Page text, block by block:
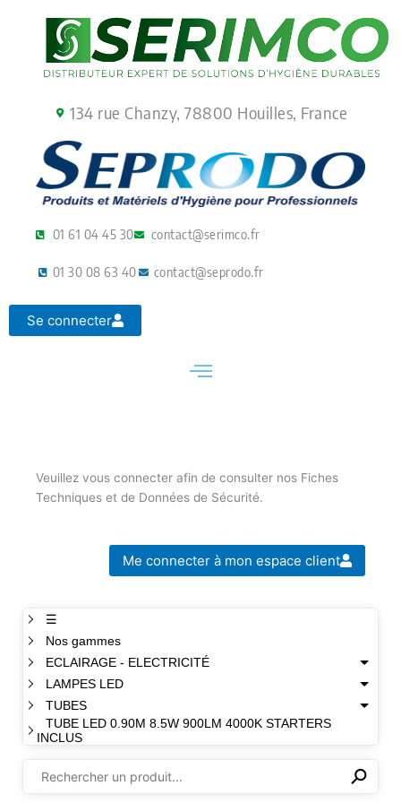
134 rue Chanzy, 78800 Houilles, France
01 61 04 45 30 contact@serimco.fr
01 30 08 63 40 contact@seprodo.fr
Se connecter
Veuillez vous connecter afin de consulter nos Fiches
Techniques et de Données de Sécurité.
Me connecter à mon espace client
☰
Nos gammes
ECLAIRAGE - ELECTRICITÉ
LAMPES LED
TUBES
TUBE LED 0.90M 8.5W 900LM 4000K STARTERS
INCLUS
⚲